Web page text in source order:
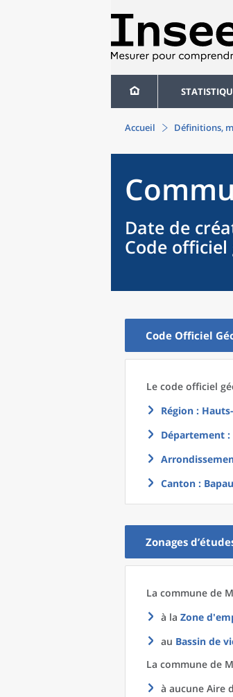
Accueil Définitions,
Date de
Code
Code Officiel
Le code officiel
Région :
Département :
Canton :
Zonages
La commune de
à la Zone
au Bassin de
La commune de
à aucune Aire